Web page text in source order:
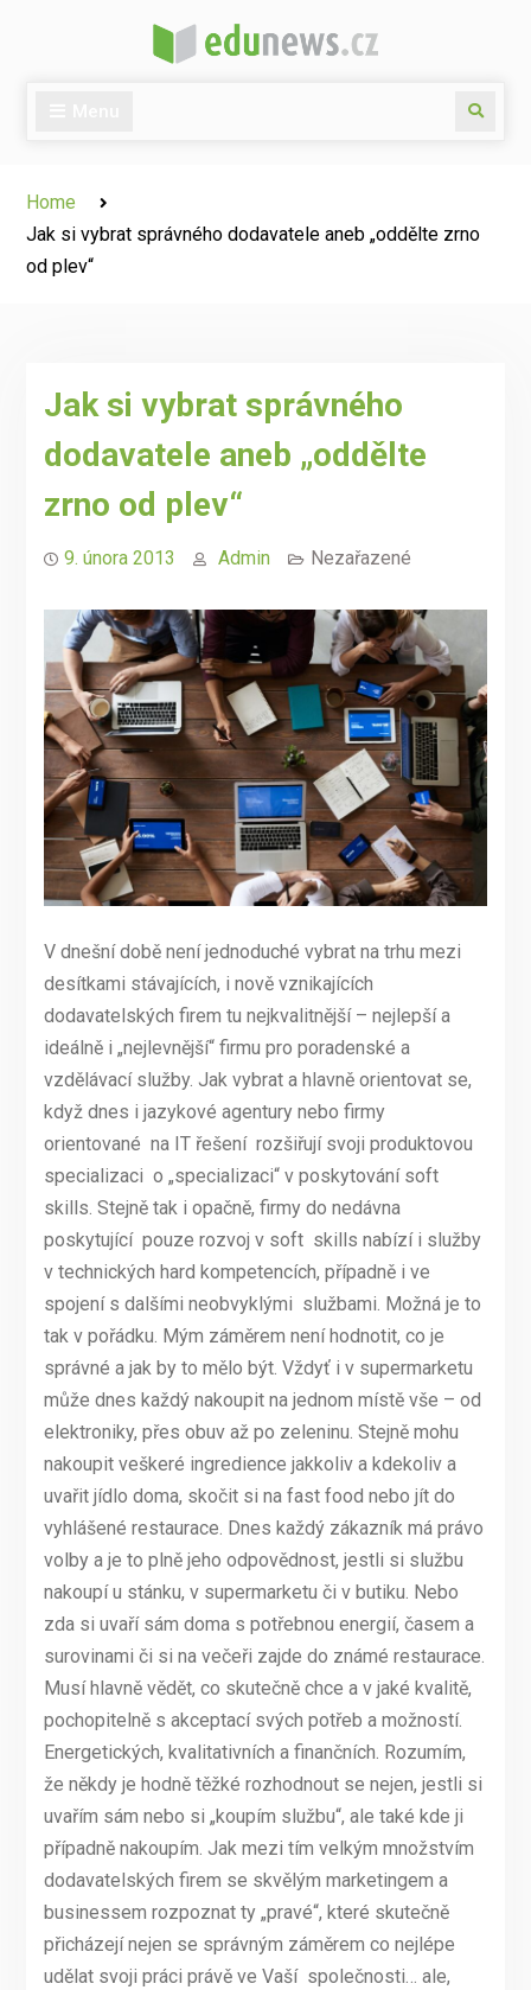
Search
Home
Jak si vybrat správného dodavatele aneb „oddělte zrno
od plev“
Jak si vybrat správného
dodavatele aneb „oddělte
zrno od plev“
9. února 2013 Admin Nezařazené
V dnešní době není jednoduché vybrat na trhu mezi
desítkami stávajících, i nově vznikajících
dodavatelských firem tu nejkvalitnější – nejlepší a
ideálně i „nejlevnější“ firmu pro poradenské a
vzdělávací služby. Jak vybrat a hlavně orientovat se,
když dnes i jazykové agentury nebo firmy
orientované na IT řešení rozšiřují svoji produktovou
specializaci o „specializaci“ v poskytování soft
skills. Stejně tak i opačně, firmy do nedávna
poskytující pouze rozvoj v soft skills nabízí i služby
v technických hard kompetencích, případně i ve
spojení s dalšími neobvyklými službami. Možná je to
tak v pořádku. Mým záměrem není hodnotit, co je
správné a jak by to mělo být. Vždyť i v supermarketu
může dnes každý nakoupit na jednom místě vše – od
elektroniky, přes obuv až po zeleninu. Stejně mohu
nakoupit veškeré ingredience jakkoliv a kdekoliv a
uvařit jídlo doma, skočit si na fast food nebo jít do
vyhlášené restaurace. Dnes každý zákazník má právo
volby a je to plně jeho odpovědnost, jestli si službu
nakoupí u stánku, v supermarketu či v butiku. Nebo
zda si uvaří sám doma s potřebnou energií, časem a
surovinami či si na večeři zajde do známé restaurace.
Musí hlavně vědět, co skutečně chce a v jaké kvalitě,
pochopitelně s akceptací svých potřeb a možností.
Energetických, kvalitativních a finančních. Rozumím,
že někdy je hodně těžké rozhodnout se nejen, jestli si
uvařím sám nebo si „koupím službu“, ale také kde ji
případně nakoupím. Jak mezi tím velkým množstvím
dodavatelských firem se skvělým marketingem a
businessem rozpoznat ty „pravé“, které skutečně
přicházejí nejen se správným záměrem co nejlépe
udělat svoji práci právě ve Vaší společnosti… ale,